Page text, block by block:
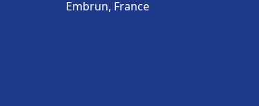
Embrun, France